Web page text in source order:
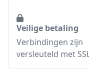
Veilige betaling
Verbindingen zijn
versleuteld met